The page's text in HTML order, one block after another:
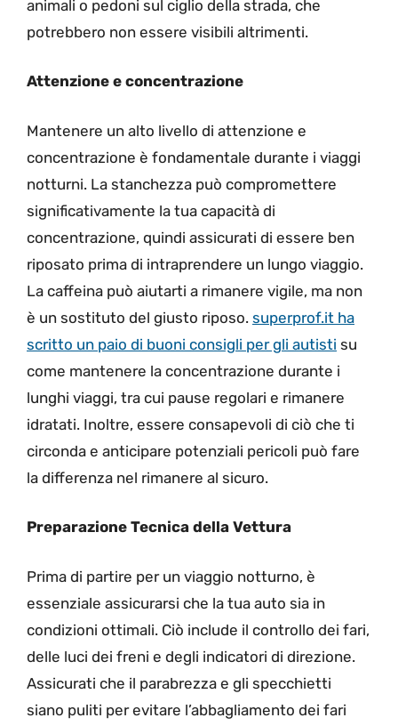
animali o pedoni sul ciglio della strada, che
potrebbero non essere visibili altrimenti.
Attenzione e concentrazione
Mantenere un alto livello di attenzione e
concentrazione è fondamentale durante i viaggi
notturni. La stanchezza può compromettere
significativamente la tua capacità di
concentrazione, quindi assicurati di essere ben
riposato prima di intraprendere un lungo viaggio.
La caffeina può aiutarti a rimanere vigile, ma non
è un sostituto del giusto riposo. superprof.it ha
scritto un paio di buoni consigli per gli autisti su
come mantenere la concentrazione durante i
lunghi viaggi, tra cui pause regolari e rimanere
idratati. Inoltre, essere consapevoli di ciò che ti
circonda e anticipare potenziali pericoli può fare
la differenza nel rimanere al sicuro.
Preparazione Tecnica della Vettura
Prima di partire per un viaggio notturno, è
essenziale assicurarsi che la tua auto sia in
condizioni ottimali. Ciò include il controllo dei fari,
delle luci dei freni e degli indicatori di direzione.
Assicurati che il parabrezza e gli specchietti
siano puliti per evitare l’abbagliamento dei fari